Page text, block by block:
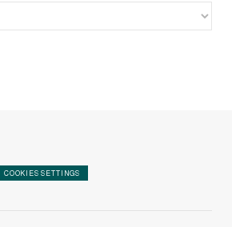
COOKIES SETTINGS